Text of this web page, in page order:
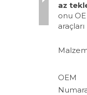
az
onu
OEM